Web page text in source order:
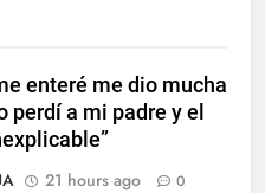
enteré me dio mucha
perdí a mi padre y el
21 hours ago 0
en la MLS